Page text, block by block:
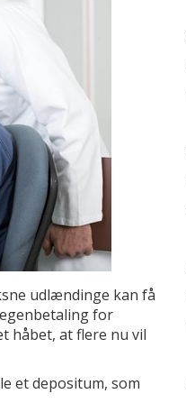
udlændinge kan få
for
håbet, at flere nu vil
et depositum, som